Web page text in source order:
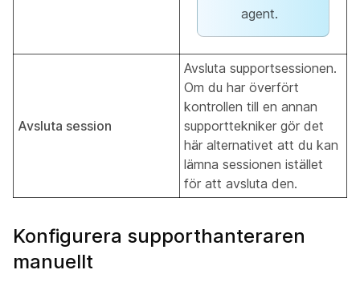
agent.
Avsluta session
Avsluta supportsessionen.
Om du har överfört
kontrollen till en annan
supporttekniker gör det
här alternativet att du kan
lämna sessionen istället
för att avsluta den.
Konfigurera supporthanteraren
manuellt